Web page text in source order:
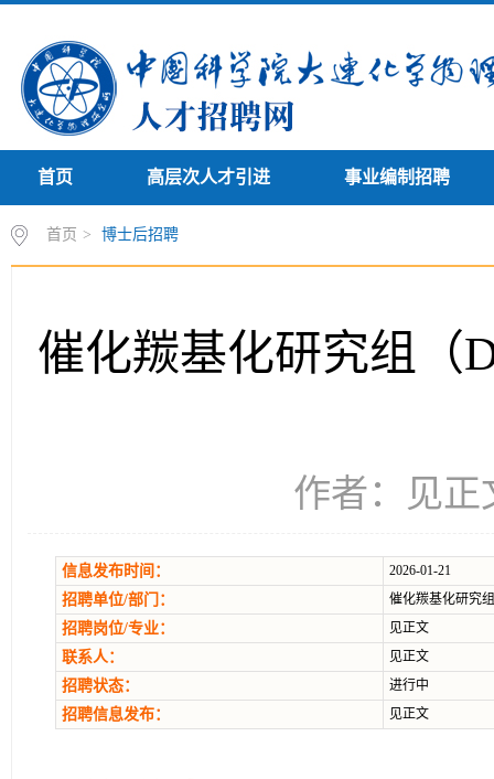
首页 高层次人才引进 事业编制招聘
首页 > 博士后招聘
催化羰基化研究组（
作者：见正
信息发布时间： 2026-01-21
招聘单位/部门： 催化羰基化研究
招聘岗位/专业： 见正文
联系人： 见正文
招聘状态： 进行中
招聘信息发布： 见正文